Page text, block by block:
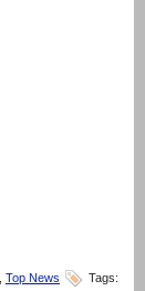
Top News
Tags: